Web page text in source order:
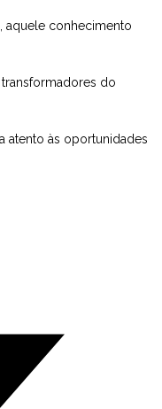
aquele conhecimento
do
atento às oportunidades